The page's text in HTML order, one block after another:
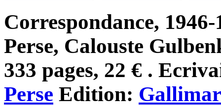
Correspondance,
Perse, Calouste
333 pages, 22 € .
Perse Edition: